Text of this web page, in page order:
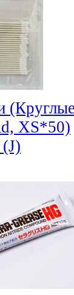
XS*50)